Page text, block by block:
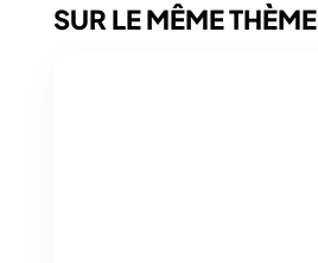
SUR LE MÊME THÈME